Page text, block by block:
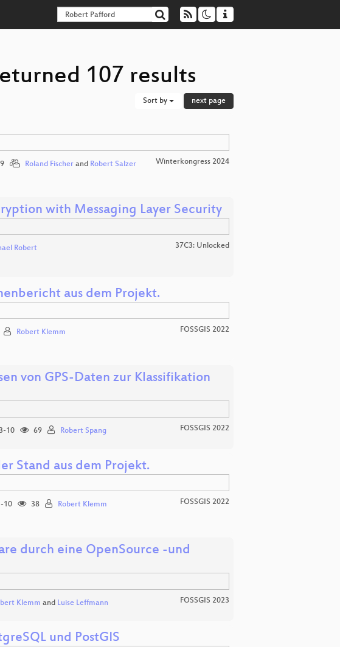
107 results
Sort by next page
Roland Fischerand Robert Salzer Winterkongress 2024
with Messaging Layer Security
Robert 37C3: Unlocked
aus dem Projekt.
Robert Klemm FOSSGIS 2022
von GPS-Daten zur Klassifikation
10 69 Robert Spang FOSSGIS 2022
Stand aus dem Projekt.
10 38 Robert Klemm FOSSGIS 2022
durch eine OpenSource -und
Klemm and Luise Leffmann FOSSGIS 2023
und PostGIS